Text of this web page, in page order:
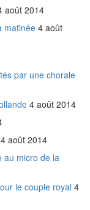
août 2014
matinée 4 août
par une chorale
4 août 2014
4 août 2014
au micro de la
le couple royal 4